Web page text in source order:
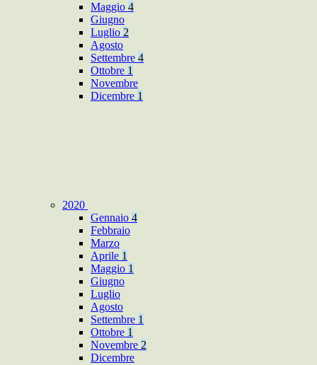
Maggio 4
Giugno
Luglio 2
Agosto
Settembre 4
Ottobre 1
Novembre
Dicembre 1
2020
Gennaio 4
Febbraio
Marzo
Aprile 1
Maggio 1
Giugno
Luglio
Agosto
Settembre 1
Ottobre 1
Novembre 2
Dicembre